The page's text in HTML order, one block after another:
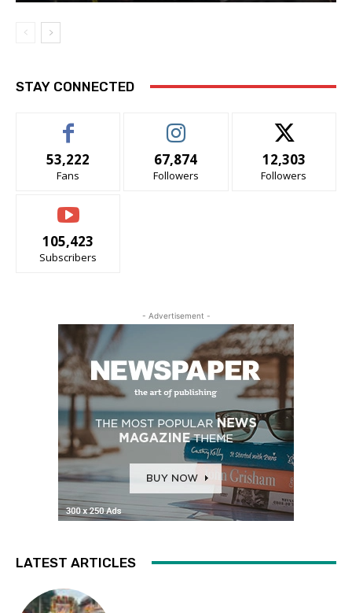
STAY CONNECTED
53,222
Fans
67,874
Followers
12,303
Followers
105,423
Subscribers
- Advertisement -
LATEST ARTICLES